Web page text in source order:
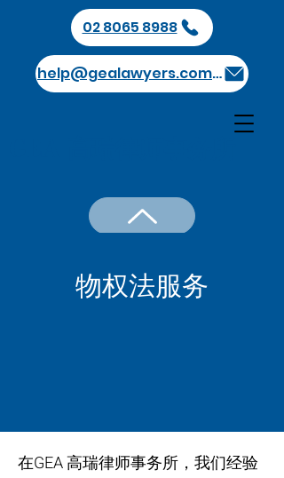
02 8065 8988
help@gealawyers.com.au
​物权法服务
在GEA 高瑞律师事务所，我们经验